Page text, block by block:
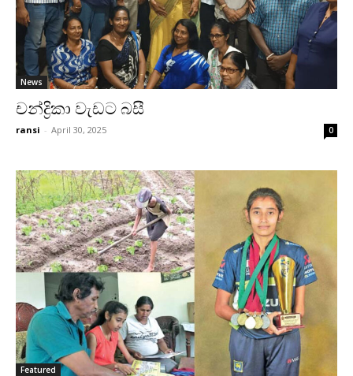
News
චන්ද්‍රිකා වැඩට බසී
ransi - April 30, 2025 0
Featured